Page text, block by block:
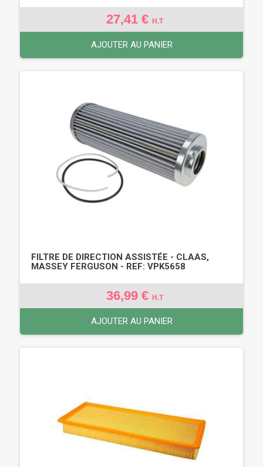
27,41 € H.T
AJOUTER AU PANIER
FILTRE DE DIRECTION ASSISTÉE - CLAAS,
MASSEY FERGUSON - REF: VPK5658
36,99 € H.T
AJOUTER AU PANIER